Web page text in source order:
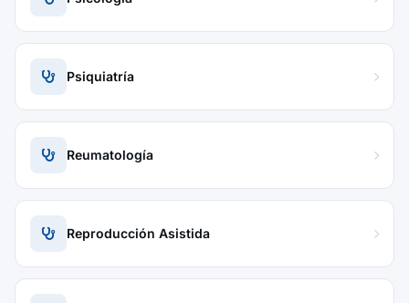
Psiquiatría
Reumatología
Reproducción Asistida